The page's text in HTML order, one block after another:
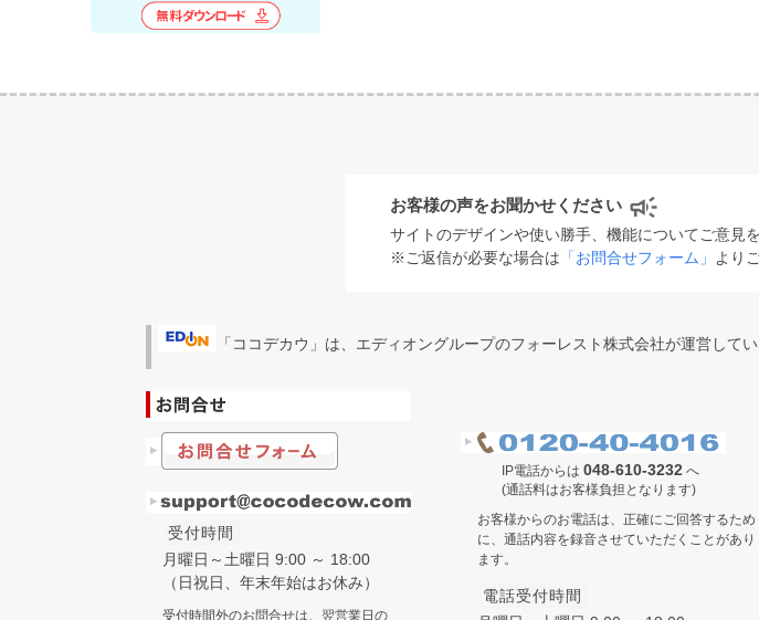
お客様の声をお聞かせください
サイトのデザインや使い勝手、機能についてご意見
※ご返信が必要な場合は 「お問合せフォーム」 より
「ココデカウ」は、エディオングループのフォーレスト株式会社が運営して
受付時間
月曜日～土曜日 9:00 ～ 18:00
（日祝日、年末年始はお休み）
受付時間外のお問合せは、翌営業日の
IP電話からは 048-610-3232 へ
(通話料はお客様負担となります)
お客様からのお電話は、正確にご回答するため
に、通話内容を録音させていただくことがあり
ます。
電話受付時間